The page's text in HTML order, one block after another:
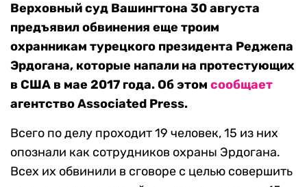
Верховный суд Вашингтона 30 августа
предъявил обвинения еще троим
охранникам турецкого президента Реджепа
Эрдогана, которые напали на протестующих
в США в мае 2017 года. Об этом сообщает
агентство Associated Press.
Всего по делу проходит 19 человек, 15 из них
опознали как сотрудников охраны Эрдогана.
Всех их обвинили в сговоре с целью совершить